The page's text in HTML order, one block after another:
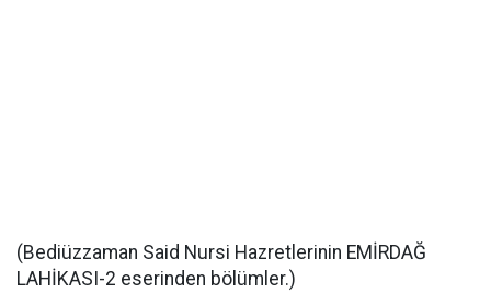
(Bediüzzaman Said Nursi Hazretlerinin EMİRDAĞ
LAHİKASI-2 eserinden bölümler.)